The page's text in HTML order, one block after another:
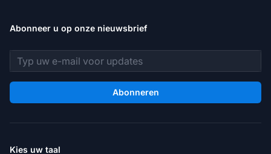
Abonneer u op onze nieuwsbrief
E-mailadres
Abonneren
Kies uw taal